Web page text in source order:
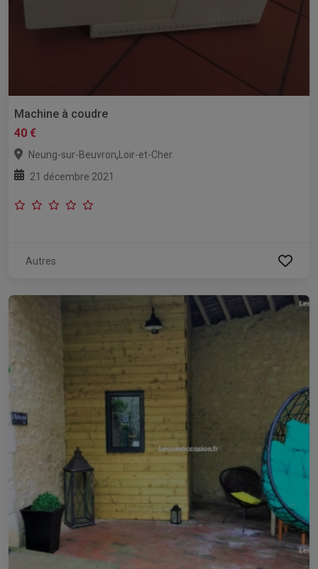
Machine à coudre
40 €
Neung-sur-Beuvron,Loir-et-Cher
21 décembre 2021
Autres